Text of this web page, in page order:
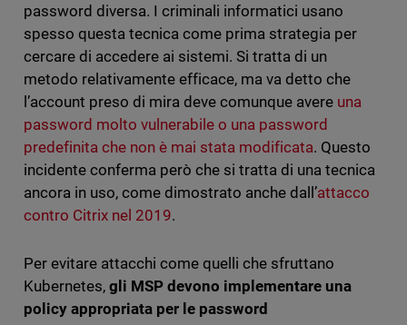
password diversa. I criminali informatici usano
spesso questa tecnica come prima strategia per
cercare di accedere ai sistemi. Si tratta di un
metodo relativamente efficace, ma va detto che
l’account preso di mira deve comunque avere una
password molto vulnerabile o una password
predefinita che non è mai stata modificata. Questo
incidente conferma però che si tratta di una tecnica
ancora in uso, come dimostrato anche dall’attacco
contro Citrix nel 2019.
Per evitare attacchi come quelli che sfruttano
Kubernetes, gli MSP devono implementare una
policy appropriata per le password